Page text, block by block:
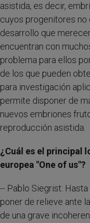
asistida, es decir,
cuyos progenitores no
desarrollo que
encuentran con
problema para ellos
de los que pueden
para investigación
permite disponer de
nuevos embriones
reproducción asistida.
¿Cuál es el principal
europea "One of us"?
-- Pablo Siegrist: Hasta
poner de relieve ante
de una grave